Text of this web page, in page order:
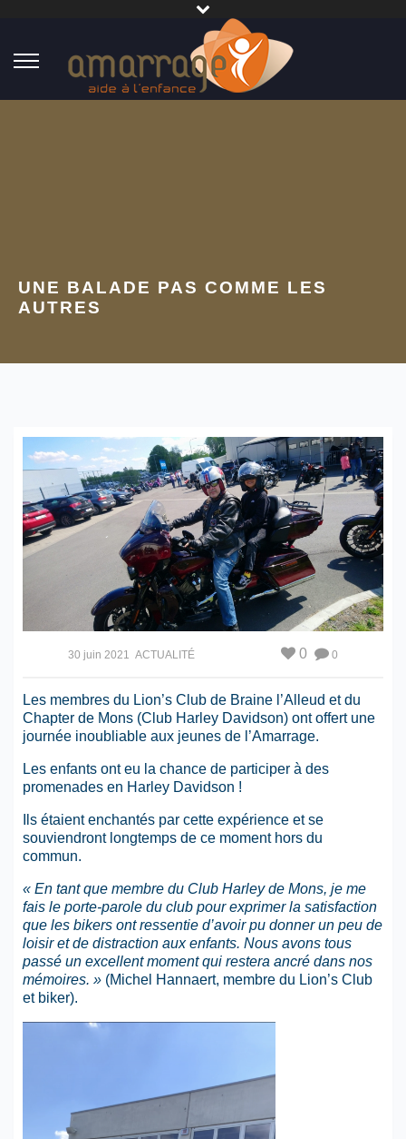
UNE BALADE PAS COMME LES
AUTRES
30 juin 2021 ACTUALITÉ 0
0
Les membres du Lion’s Club de Braine l’Alleud et du
Chapter de Mons (Club Harley Davidson) ont offert une
journée inoubliable aux jeunes de l’Amarrage.
Les enfants ont eu la chance de participer à des
promenades en Harley Davidson !
Ils étaient enchantés par cette expérience et se
souviendront longtemps de ce moment hors du
commun.
« En tant que membre du Club Harley de Mons, je me
fais le porte-parole du club pour exprimer la satisfaction
que les bikers ont ressentie d’avoir pu donner un peu de
loisir et de distraction aux enfants. Nous avons tous
passé un excellent moment qui restera ancré dans nos
mémoires. » (Michel Hannaert, membre du Lion’s Club
et biker).